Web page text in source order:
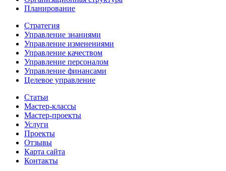
Планирование
Стратегия
Управление знаниями
Управление изменениями
Управление качеством
Управление персоналом
Управление финансами
Целевое управление
Статьи
Мастер-классы
Мастер-проекты
Услуги
Проекты
Отзывы
Карта сайта
Контакты